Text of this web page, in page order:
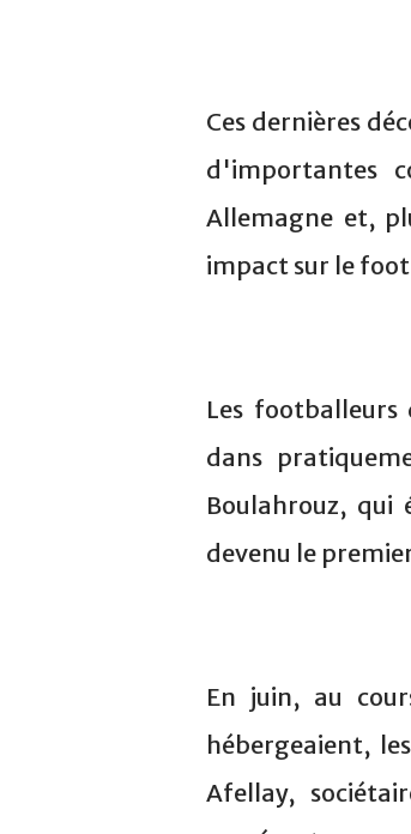
Ces dernières
d'importantes
Allemagne et,
impact sur le
Les footballeurs
dans
Boulahrouz, qui
devenu le
En juin, au
hébergeaient,
Afellay,